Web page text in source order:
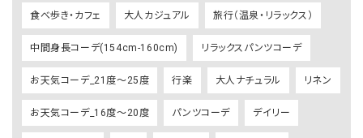
食べ歩き・カフェ 大人カジュアル 旅行（温泉・リラックス）
中間身長コーデ(154cm-160cm) リラックスパンツコーデ
お天気コーデ_21度～25度 行楽 大人ナチュラル リネン
お天気コーデ_16度～20度 パンツコーデ デイリー